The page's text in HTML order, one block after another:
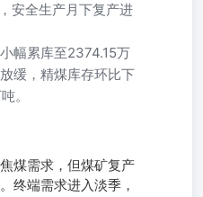
安全生产月下复产进
幅累库至2374.15万
缓，精煤库存环比下
。
煤需求，但煤矿复产
终端需求进入淡季，